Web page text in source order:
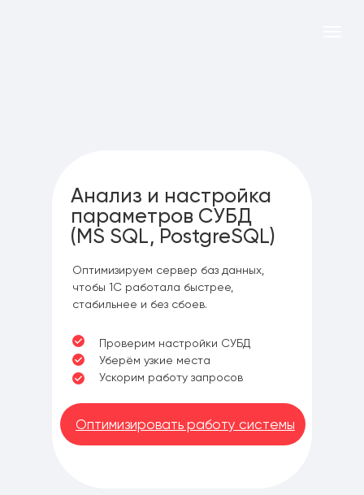
Проверим настройки СУБД
Уберём узкие места
Ускорим работу запросов
Анализ и настройка
параметров СУБД
(MS SQL, PostgreSQL)
Оптимизируем сервер баз данных,
чтобы 1С работала быстрее,
стабильнее и без сбоев.
Оптимизировать работу системы